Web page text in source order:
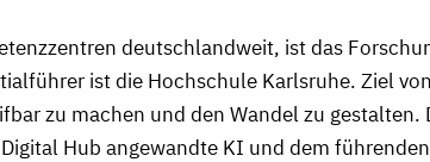
deutschlandweit, ist das
ist die Hochschule Karlsruhe. Ziel
zu machen und den Wandel zu
Hub angewandte KI und dem